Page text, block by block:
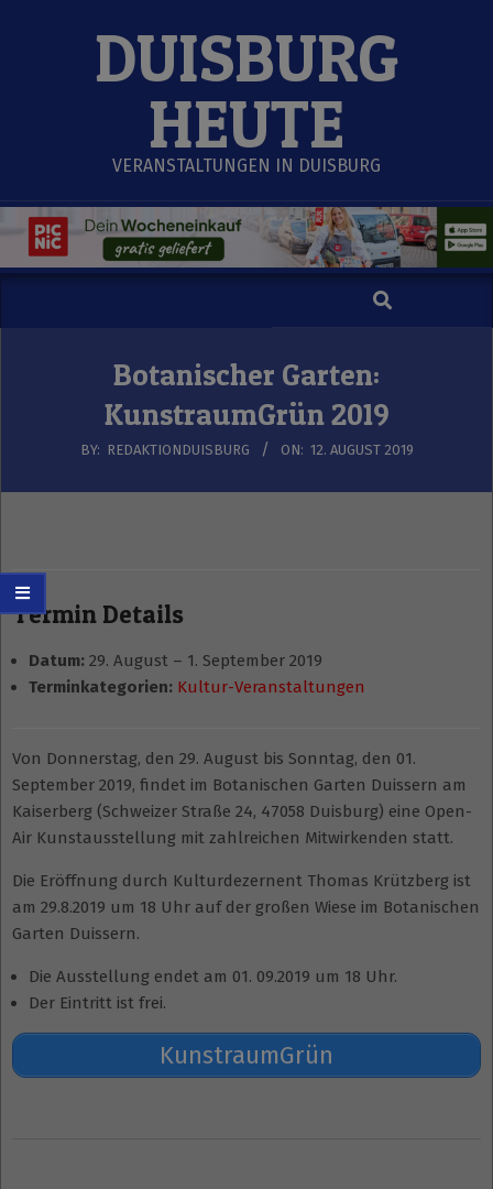
DUISBURG
HEUTE
VERANSTALTUNGEN IN DUISBURG
Search
Botanischer Garten:
KunstraumGrün 2019
BY: REDAKTIONDUISBURG ON: 12. AUGUST 2019
Termin Details
Datum: 29. August – 1. September 2019
Terminkategorien: Kultur-Veranstaltungen
Von Donnerstag, den 29. August bis Sonntag, den 01.
September 2019, findet im Botanischen Garten Duissern am
Kaiserberg (Schweizer Straße 24, 47058 Duisburg) eine Open-
Air Kunstausstellung mit zahlreichen Mitwirkenden statt.
Die Eröffnung durch Kulturdezernent Thomas Krützberg ist
am 29.8.2019 um 18 Uhr auf der großen Wiese im Botanischen
Garten Duissern.
Die Ausstellung endet am 01. 09.2019 um 18 Uhr.
Der Eintritt ist frei.
KunstraumGrün